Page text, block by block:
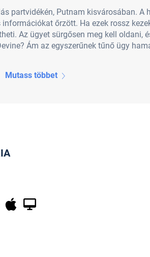
partvidékén, Putnam kisvárosában.
őrzött. Ha ezek rossz
Az ügyet sürgősen meg kell oldani,
Ám az egyszerűnek tűnő ügy
Mutass többet